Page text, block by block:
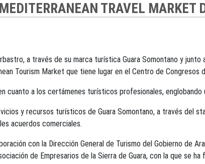
TRAVEL MARKET
a través de su marca turística Guara Somontano y
Tourism Market que tiene lugar en el Centro de Congresos
cuanto a los certámenes turísticos profesionales,
y recursos turísticos de Guara Somontano, a través del
acuerdos comerciales.
con la Dirección General de Turismo del Gobierno de
de Empresarios de la Sierra de Guara, con la que se